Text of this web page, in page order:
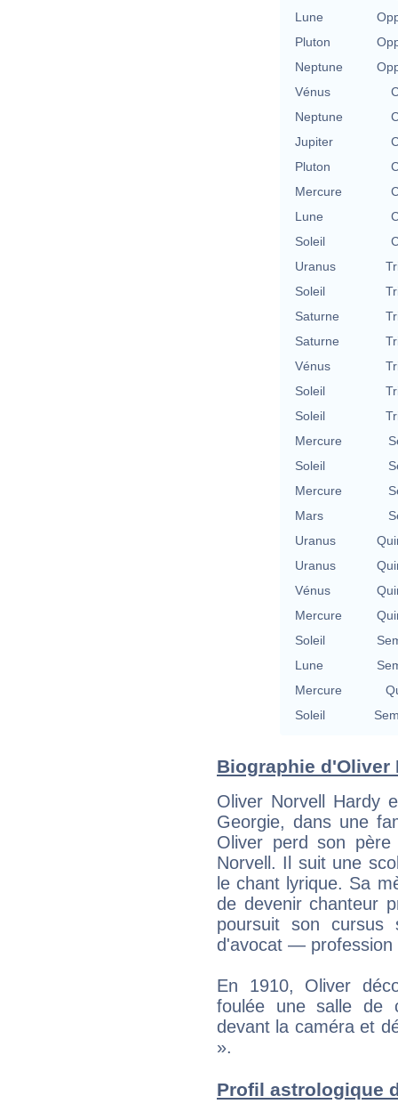
Lune
Pluton
Neptune
Vénus
Neptune
Jupiter
Pluton
Mercure
Lune
Soleil
Uranus
Soleil
Saturne
Saturne
Vénus
Soleil
Soleil
Mercure
Soleil
Mercure
Mars
Uranus
Uranus
Vénus
Mercure
Soleil
Lune
Mercure
Soleil
Biographie d'Oliver
Oliver Norvell Hardy
Georgie, dans une
Oliver perd son
Norvell. Il suit une
le chant lyrique. Sa
de devenir chanteur
poursuit son cursus
d'avocat — profession
En 1910, Oliver
foulée une salle de
devant la caméra et
».
Profil astrologique